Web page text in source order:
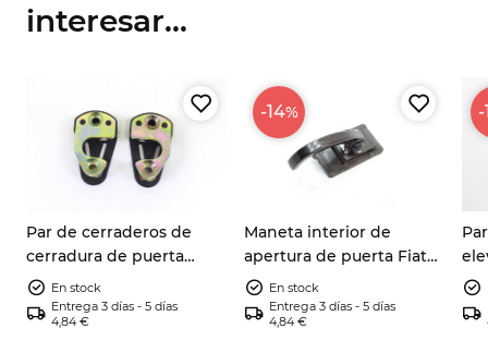
interesar...
Par de cerraderos de
cerradura de puerta
izquierdo y derecho Fiat
124, 126, 127, 128, 131 y 132
En stock
Entrega 3 días - 5 días
4,84 €
-14%
Maneta interior de
apertura de puerta Fiat
124, 125, 126, 127, 128, 131,
132 y 500 – 4254438
En stock
Entrega 3 días - 5 días
4,84 €
-